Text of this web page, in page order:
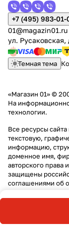
+7 (495) 983-01-
01@magazin01.ru
ул. Русаковская,
Темная тема
«Магазин 01» ©
На
технологии.
Все ресурсы
текстовую,
информацию,
доменное имя,
авторского права
защищены
соглашениями об